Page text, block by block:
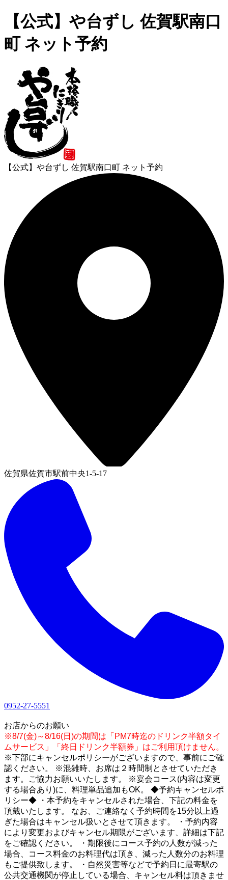
【公式】や台ずし 佐賀駅南口
町 ネット予約
【公式】や台ずし 佐賀駅南口町 ネット予約
佐賀県佐賀市駅前中央1-5-17
0952-27-5551
お店からのお願い
※8/7(金)～8/16(日)の期間は「PM7時迄のドリンク半額タイ
ムサービス」「終日ドリンク半額券」はご利用頂けません。
※下部にキャンセルポリシーがございますので、事前にご確
認ください。 ※混雑時、お席は２時間制とさせていただき
ます。ご協力お願いいたします。 ※宴会コース(内容は変更
する場合あり)に、料理単品追加もOK。 ◆予約キャンセルポ
リシー◆ ・本予約をキャンセルされた場合、下記の料金を
頂戴いたします。 なお、ご連絡なく予約時間を15分以上過
ぎた場合はキャンセル扱いとさせて頂きます。 ・予約内容
により変更およびキャンセル期限がございます、詳細は下記
をご確認ください。 ・期限後にコース予約の人数が減った
場合、コース料金のお料理代は頂き、減った人数分のお料理
もご提供致します。 ・自然災害等などで予約日に最寄駅の
公共交通機関が停止している場合、キャンセル料は頂きませ